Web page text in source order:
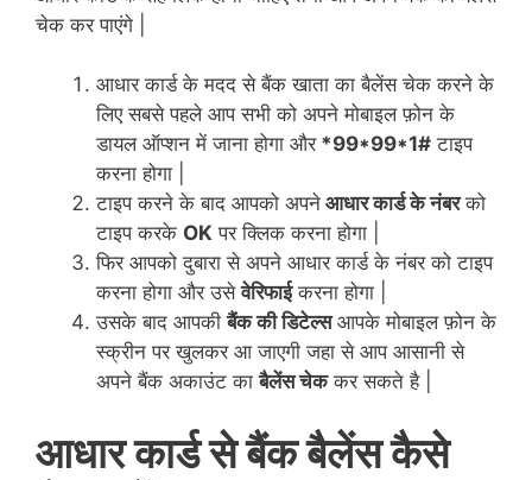
चेक कर पाएंगे |
आधार कार्ड के मदद से बैंक खाता का बैलेंस चेक करने के
लिए सबसे पहले आप सभी को अपने मोबाइल फ़ोन के
डायल ऑप्शन में जाना होगा और*99*99*1# टाइप
करना होगा |
टाइप करने के बाद आपको अपने आधार कार्ड के नंबरको
टाइप करके OK पर क्लिक करना होगा |
फिर आपको दुबारा से अपने आधार कार्ड के नंबर को टाइप
करना होगा और उसेवेरिफाईकरना होगा |
उसके बाद आपकीबैंक की डिटेल्सआपके मोबाइल फ़ोन के
स्क्रीन पर खुलकर आ जाएगी जहा से आप आसानी से
अपने बैंक अकाउंट काबैलेंस चेककर सकते है |
आधारकार्ड से बैंक बैलेंस कैसे